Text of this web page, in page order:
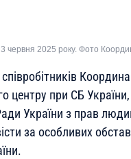
червня 2025 року. Фото
центру при СБ
України з прав
за особливих